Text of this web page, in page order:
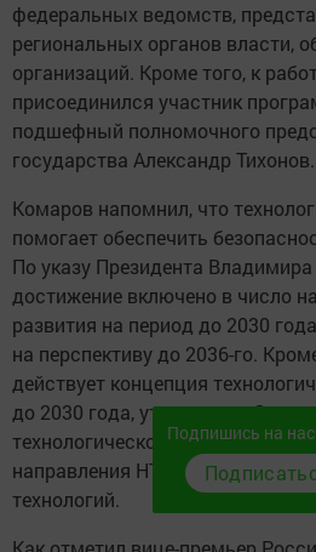
федеральных ведомств,
региональных органов власти,
организаций. Кроме того, к
присоединился участник
подшефный полномочного
государства Александр Тихонов.
Комаров напомнил, что
помогает обеспечить
По указу Президента Владимира
достижение включено в число
развития на период до 2030
на перспективу до 2036-го.
действует концепция
до 2030 года, утверждена
технологического развития,
направления НТР и перечень
технологий.
Подпишись на нас